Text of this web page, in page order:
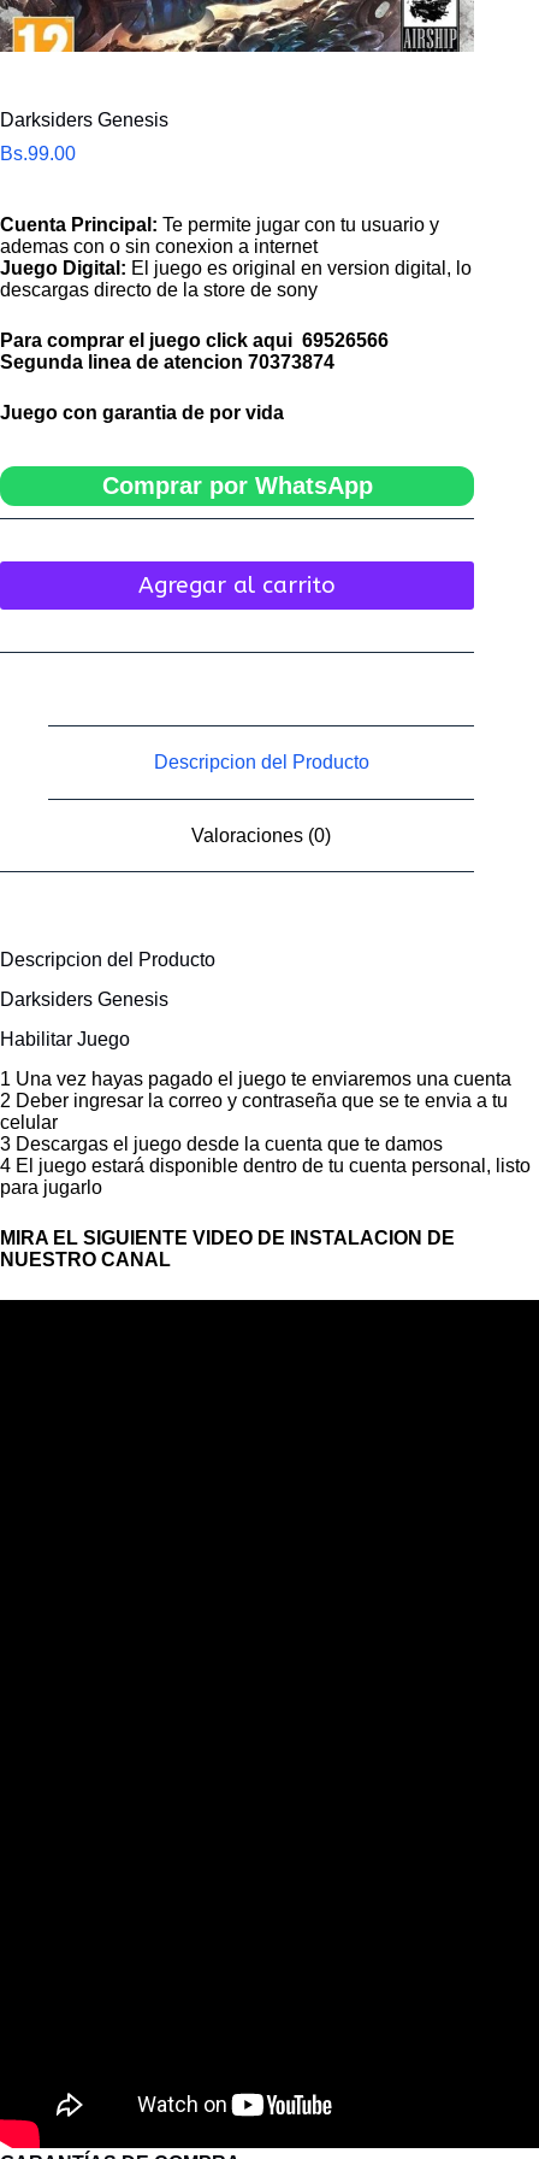
Darksiders Genesis
Bs.99.00
Cuenta Principal: Te permite jugar con tu usuario y
ademas con o sin conexion a internet
Juego Digital: El juego es original en version digital, lo
descargas directo de la store de sony
Para comprar el juego click aqui 69526566
Segunda linea de atencion 70373874
Juego con garantia de por vida
Comprar por WhatsApp
Agregar al carrito
Descripcion del Producto
Valoraciones (0)
Descripcion del Producto
Darksiders Genesis
Habilitar Juego
1 Una vez hayas pagado el juego te enviaremos una cuenta
2 Deber ingresar la correo y contraseña que se te envia a tu
celular
3 Descargas el juego desde la cuenta que te damos
4 El juego estará disponible dentro de tu cuenta personal, listo
para jugarlo
MIRA EL SIGUIENTE VIDEO DE INSTALACION DE
NUESTRO CANAL